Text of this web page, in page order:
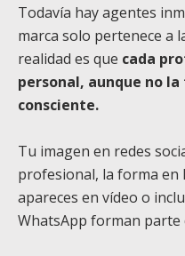
Todavía hay agentes
marca solo pertenece a
realidad es que cada
personal, aunque no
consciente.
Tu imagen en redes
profesional, la forma en
apareces en vídeo o
WhatsApp forman